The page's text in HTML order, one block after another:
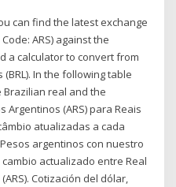
can find the latest exchange
ARS) against the
a calculator to convert from
(BRL). In the following table
real and the
Argentinos (ARS) para Reais
atualizadas a cada
argentinos con nuestro
actualizado entre Real
Cotización del dólar,